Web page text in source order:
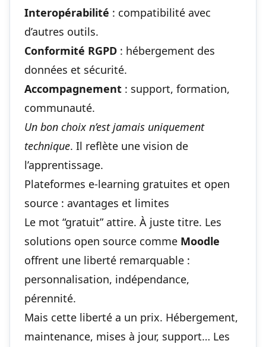
Interopérabilité : compatibilité avec
d’autres outils.
Conformité RGPD : hébergement des
données et sécurité.
Accompagnement : support, formation,
communauté.
Un bon choix n’est jamais uniquement
technique. Il reflète une vision de
l’apprentissage.
Plateformes e-learning gratuites et open
source : avantages et limites
Le mot “gratuit” attire. À juste titre. Les
solutions open source comme Moodle
offrent une liberté remarquable :
personnalisation, indépendance,
pérennité.
Mais cette liberté a un prix. Hébergement,
maintenance, mises à jour, support… Les